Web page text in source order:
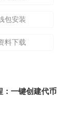
包安装
料下载
一键创建代币